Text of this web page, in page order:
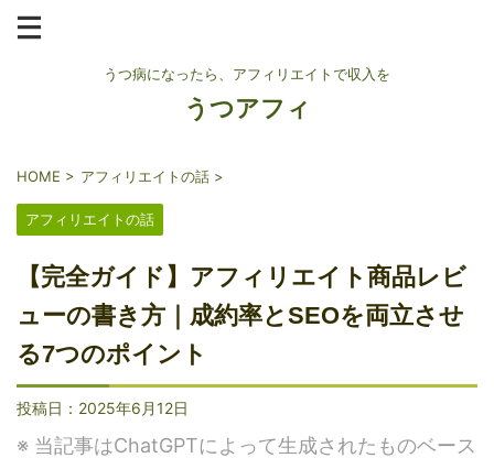
うつ病になったら、アフィリエイトで収入を
うつアフィ
HOME > アフィリエイトの話 >
アフィリエイトの話
【完全ガイド】アフィリエイト商品レビ
ューの書き方｜成約率とSEOを両立させ
る7つのポイント
投稿日： 2025年6月12日
※ 当記事はChatGPTによって生成されたものベース